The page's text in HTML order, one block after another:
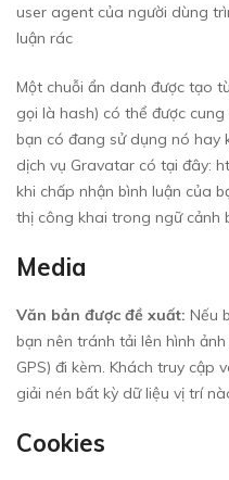
user agent của người dùng
luận rác
Một chuỗi ẩn danh được tạo
gọi là hash) có thể được
bạn có đang sử dụng nó hay
dịch vụ Gravatar có tại đây:
khi chấp nhận bình luận của
thị công khai trong ngữ cảnh
Media
Văn bản được đề xuất: Nếu
bạn nên tránh tải lên hình
GPS) đi kèm. Khách truy
giải nén bất kỳ dữ liệu vị trí
Cookies